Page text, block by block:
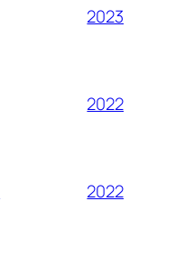
2023
2022
2022